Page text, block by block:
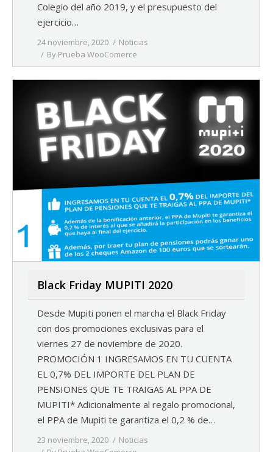
Colegio del año 2019, y el presupuesto del
ejercicio…
24 noviembre, 2020
Noticias
By Prueba WooComerce
Black Friday MUPITI 2020
Desde Mupiti ponen el marcha el Black Friday
con dos promociones exclusivas para el
viernes 27 de noviembre de 2020.
PROMOCIÓN 1 INGRESAMOS EN TU CUENTA
EL 0,7% DEL IMPORTE DEL PLAN DE
PENSIONES QUE TE TRAIGAS AL PPA DE
MUPITI* Adicionalmente al regalo promocional,
el PPA de Mupiti te garantiza el 0,2 % de…
23 noviembre, 2020
Noticias